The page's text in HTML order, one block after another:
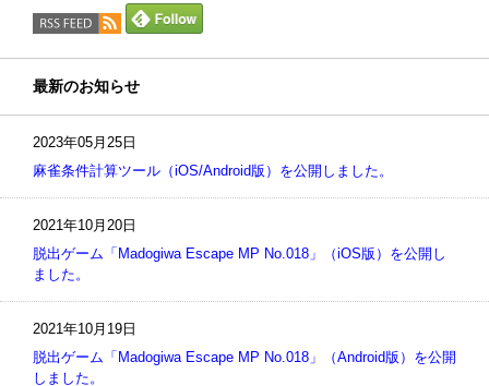
最新のお知らせ
2023年05月25日
麻雀条件計算ツール（iOS/Android版）を公開しました。
2021年10月20日
脱出ゲーム「Madogiwa Escape MP No.018」（iOS版）を公開し
ました。
2021年10月19日
脱出ゲーム「Madogiwa Escape MP No.018」（Android版）を公開
しました。